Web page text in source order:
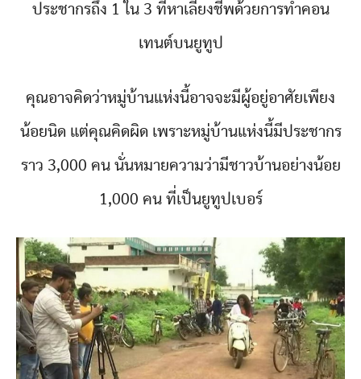
ประชากรถึง 1 ใน 3 ที่หาเลี้ยงชีพด้วยการทำคอน
เทนต์บนยูทูป
คุณอาจคิดว่าหมู่บ้านแห่งนี้อาจจะมีผู้อยู่อาศัยเพียง
น้อยนิด แต่คุณคิดผิด เพราะหมู่บ้านแห่งนี้มีประชากร
ราว 3,000 คน นั่นหมายความว่ามีชาวบ้านอย่างน้อย
1,000 คน ที่เป็นยูทูปเบอร์